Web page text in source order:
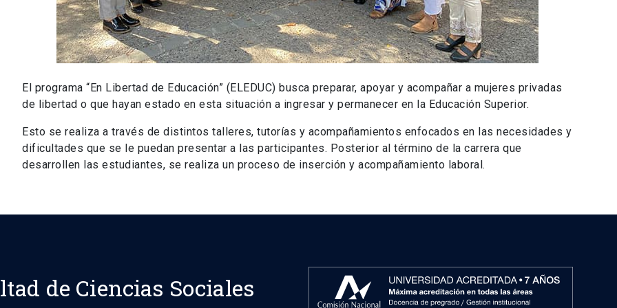
El programa “En Libertad de Educación” (ELEDUC) busca preparar, apoyar y acompañar a mujeres privadas
de libertad o que hayan estado en esta situación a ingresar y permanecer en la Educación Superior.
Esto se realiza a través de distintos talleres, tutorías y acompañamientos enfocados en las necesidades y
dificultades que se le puedan presentar a las participantes. Posterior al término de la carrera que
desarrollen las estudiantes, se realiza un proceso de inserción y acompañamiento laboral.
de Ciencias Sociales